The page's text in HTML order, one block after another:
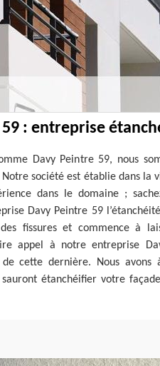
: entreprise
Davy Peintre 59, nous
société est établie dans la
dans le domaine ;
Davy Peintre 59
fissures et commence à
appel à notre entreprise
de cette dernière. Nous avons
étanchéifier votre